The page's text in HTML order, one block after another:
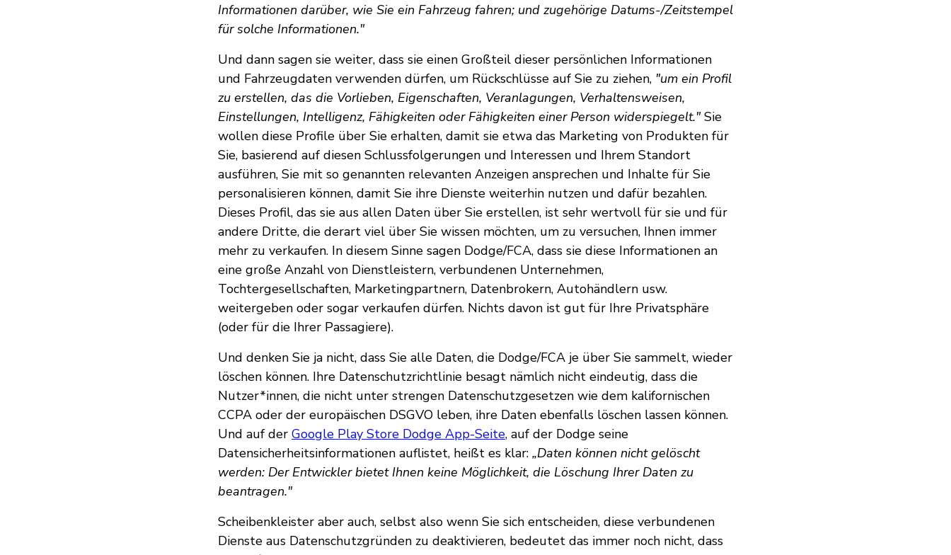
Informationen darüber, wie Sie ein Fahrzeug fahren; und zugehörige Datums-/Zeitstempel
für solche Informationen."
Und dann sagen sie weiter, dass sie einen Großteil dieser persönlichen Informationen
und Fahrzeugdaten verwenden dürfen, um Rückschlüsse auf Sie zu ziehen, "um ein Profil
zu erstellen, das die Vorlieben, Eigenschaften, Veranlagungen, Verhaltensweisen,
Einstellungen, Intelligenz, Fähigkeiten oder Fähigkeiten einer Person widerspiegelt."Sie
wollen diese Profile über Sie erhalten, damit sie etwa das Marketing von Produkten für
Sie, basierend auf diesen Schlussfolgerungen und Interessen und Ihrem Standort
ausführen, Sie mit so genannten relevanten Anzeigen ansprechen und Inhalte für Sie
personalisieren können, damit Sie ihre Dienste weiterhin nutzen und dafür bezahlen.
Dieses Profil, das sie aus allen Daten über Sie erstellen, ist sehr wertvoll für sie und für
andere Dritte, die derart viel über Sie wissen möchten, um zu versuchen, Ihnen immer
mehr zu verkaufen. In diesem Sinne sagen Dodge/FCA, dass sie diese Informationen an
eine große Anzahl von Dienstleistern, verbundenen Unternehmen,
Tochtergesellschaften, Marketingpartnern, Datenbrokern, Autohändlern usw.
weitergeben oder sogar verkaufen dürfen. Nichts davon ist gut für Ihre Privatsphäre
(oder für die Ihrer Passagiere).
Und denken Sie ja nicht, dass Sie alle Daten, die Dodge/FCA je über Sie sammelt, wieder
löschen können. Ihre Datenschutzrichtlinie besagt nämlich nicht eindeutig, dass die
Nutzer*innen, die nicht unter strengen Datenschutzgesetzen wie dem kalifornischen
CCPA oder der europäischen DSGVO leben, ihre Daten ebenfalls löschen lassen können.
Und auf der Google Play Store Dodge App-Seite, auf der Dodge seine
Datensicherheitsinformationen auflistet, heißt es klar: „Daten können nicht gelöscht
werden: Der Entwickler bietet Ihnen keine Möglichkeit, die Löschung Ihrer Daten zu
beantragen."
Scheibenkleister aber auch, selbst also wenn Sie sich entscheiden, diese verbundenen
Dienste aus Datenschutzgründen zu deaktivieren, bedeutet das immer noch nicht, dass